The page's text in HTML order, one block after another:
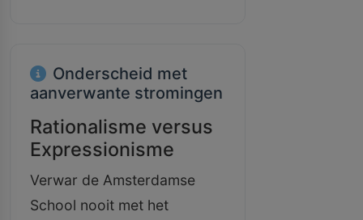
Onderscheid met
aanverwante stromingen
Rationalisme versus
Expressionisme
Verwar de Amsterdamse
School nooit met het